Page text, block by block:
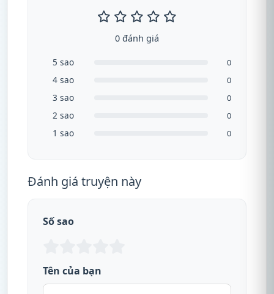
0 đánh giá
5 sao 0
4 sao 0
3 sao 0
2 sao 0
1 sao 0
Đánh giá truyện này
Số sao
Tên của bạn